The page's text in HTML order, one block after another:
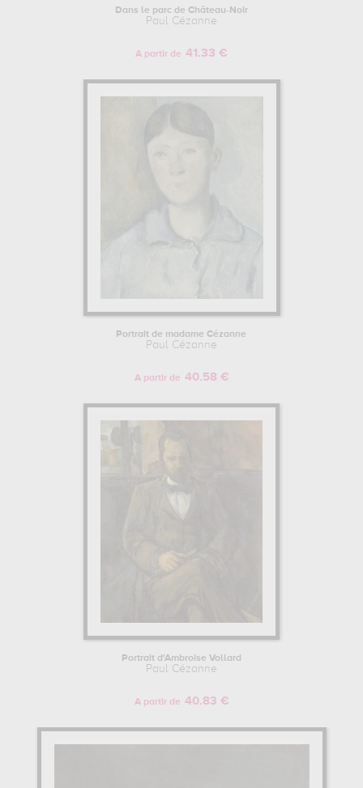
Dans le parc de Château-Noir
Paul Cézanne
A partir de 41.33 €
Portrait de madame Cézanne
Paul Cézanne
A partir de 40.58 €
Portrait d'Ambroise Vollard
Paul Cézanne
A partir de 40.83 €